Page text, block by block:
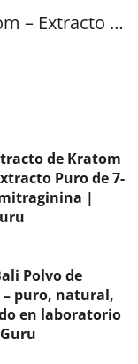
Tiras 7-OH de Kratom – Extracto de 7-Hidroxymitragynina 20 mg | GreenGuru
es 5 de 5 estrellas.
de Kratom
Puro de 7-
|
Polvo de
puro, natural,
en laboratorio